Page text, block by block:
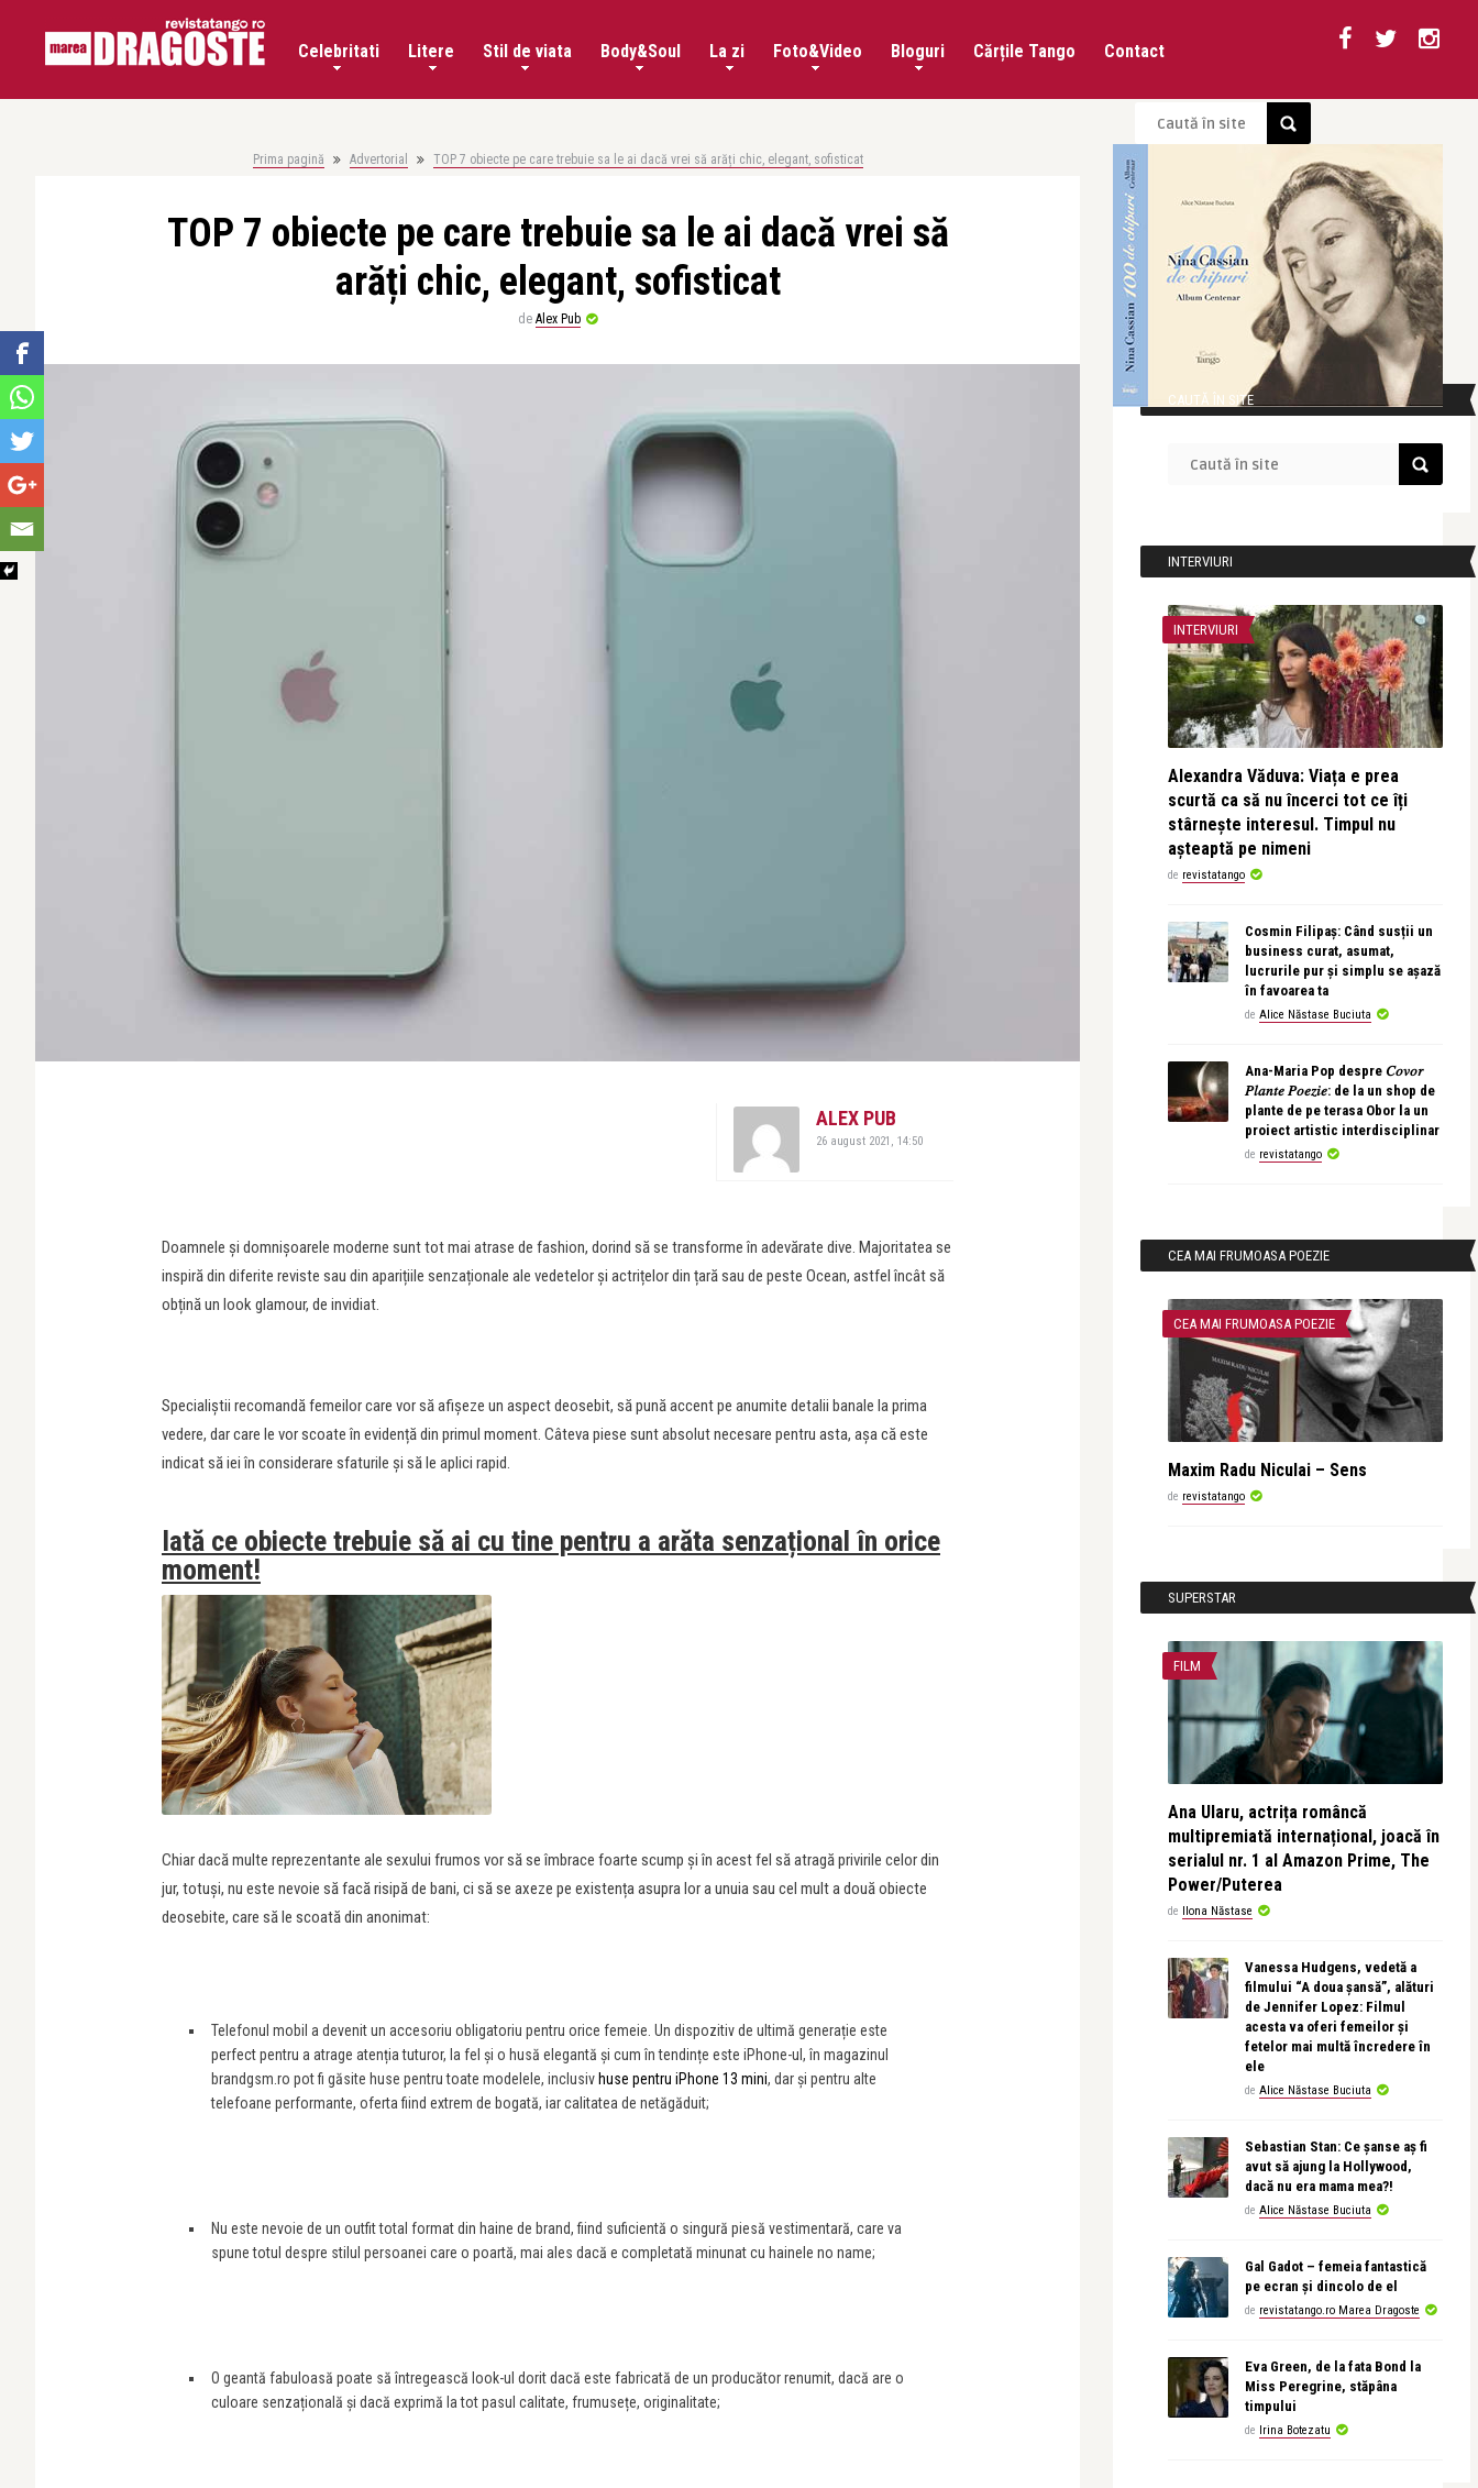
Celebritati Litere Stil de viata Body&Soul La zi Foto&Video Bloguri Cărțile Tango Contact
Prima pagină Advertorial TOP 7 obiecte pe care trebuie sa le ai dacă vrei să arăți chic, elegant, sofisticat
TOP 7 obiecte pe care trebuie sa le ai dacă vrei să
arăți chic, elegant, sofisticat
de Alex Pub
ALEX PUB
26 august 2021, 14:50
Doamnele și domnișoarele moderne sunt tot mai atrase de fashion, dorind să se transforme în adevărate dive. Majoritatea se
inspiră din diferite reviste sau din aparițiile senzaționale ale vedetelor și actrițelor din țară sau de peste Ocean, astfel încât să
obțină un look glamour, de invidiat.
Specialiștii recomandă femeilor care vor să afișeze un aspect deosebit, să pună accent pe anumite detalii banale la prima
vedere, dar care le vor scoate în evidență din primul moment. Câteva piese sunt absolut necesare pentru asta, așa că este
indicat să iei în considerare sfaturile și să le aplici rapid.
Iată ce obiecte trebuie să ai cu tine pentru a arăta senzațional în orice
moment!
Chiar dacă multe reprezentante ale sexului frumos vor să se îmbrace foarte scump și în acest fel să atragă privirile celor din
jur, totuși, nu este nevoie să facă risipă de bani, ci să se axeze pe existența asupra lor a unuia sau cel mult a două obiecte
deosebite, care să le scoată din anonimat:
Telefonul mobil a devenit un accesoriu obligatoriu pentru orice femeie. Un dispozitiv de ultimă generație este
perfect pentru a atrage atenția tuturor, la fel și o husă elegantă și cum în tendințe este iPhone-ul, în magazinul
brandgsm.ro pot fi găsite huse pentru toate modelele, inclusiv huse pentru iPhone 13 mini, dar și pentru alte
telefoane performante, oferta fiind extrem de bogată, iar calitatea de netăgăduit;
Nu este nevoie de un outfit total format din haine de brand, fiind suficientă o singură piesă vestimentară, care va
spune totul despre stilul persoanei care o poartă, mai ales dacă e completată minunat cu hainele no name;
O geantă fabuloasă poate să întregească look-ul dorit dacă este fabricată de un producător renumit, dacă are o
culoare senzațională și dacă exprimă la tot pasul calitate, frumusețe, originalitate;
CAUTĂ ÎN SITE
INTERVIURI
INTERVIURI
Alexandra Văduva: Viața e prea
scurtă ca să nu încerci tot ce îți
stârnește interesul. Timpul nu
așteaptă pe nimeni
de revistatango
Cosmin Filipaș: Când susții un
business curat, asumat,
lucrurile pur și simplu se așază
în favoarea ta
de Alice Năstase Buciuta
Ana-Maria Pop despre 𝐶𝑜𝑣𝑜𝑟
𝑃𝑙𝑎𝑛𝑡𝑒 𝑃𝑜𝑒𝑧𝑖𝑒: de la un shop de
plante de pe terasa Obor la un
proiect artistic interdisciplinar
de revistatango
CEA MAI FRUMOASA POEZIE
CEA MAI FRUMOASA POEZIE
Maxim Radu Niculai – Sens
de revistatango
SUPERSTAR
FILM
Ana Ularu, actrița româncă
multipremiată internațional, joacă în
serialul nr. 1 al Amazon Prime, The
Power/Puterea
de Ilona Năstase
Vanessa Hudgens, vedetă a
filmului “A doua șansă”, alături
de Jennifer Lopez: Filmul
acesta va oferi femeilor și
fetelor mai multă încredere în
ele
de Alice Năstase Buciuta
Sebastian Stan: Ce șanse aș fi
avut să ajung la Hollywood,
dacă nu era mama mea?!
de Alice Năstase Buciuta
Gal Gadot – femeia fantastică
pe ecran și dincolo de el
de revistatango.ro Marea Dragoste
Eva Green, de la fata Bond la
Miss Peregrine, stăpâna
timpului
de Irina Botezatu